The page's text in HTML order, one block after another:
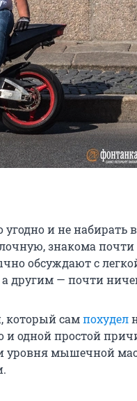
и не набирать
знакома почти
обсуждают с
другим — почти
который сампохудел
и одной простой
и уровня мышечной